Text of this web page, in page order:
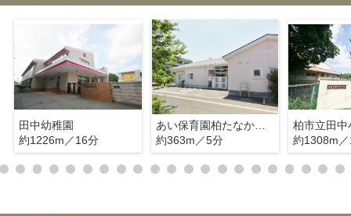
田中幼稚園
約1226m／16分
あい保育園柏たなか駅前
約363m／5分
柏市立田中
約1308m